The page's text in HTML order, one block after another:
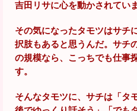
吉田リサに心を動かされてい
その気になったタモツはサチ
択肢もあると思うんだ。サチ
の規模なら、こっちでも仕事
す。
そんなタモツに、サチは「タ